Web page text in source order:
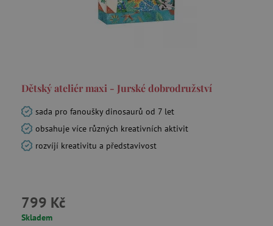
Dětský ateliér maxi - Jurské dobrodružství
sada pro fanoušky dinosaurů od 7 let
obsahuje více různých kreativních aktivit
rozvíjí kreativitu a představivost
799 Kč
Skladem